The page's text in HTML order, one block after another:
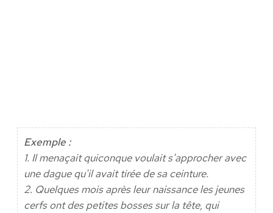
Exemple :
1. Il menaçait quiconque voulait s'approcher avec
une dague qu'il avait tirée de sa ceinture.
2. Quelques mois après leur naissance les jeunes
cerfs ont des petites bosses sur la tête, qui